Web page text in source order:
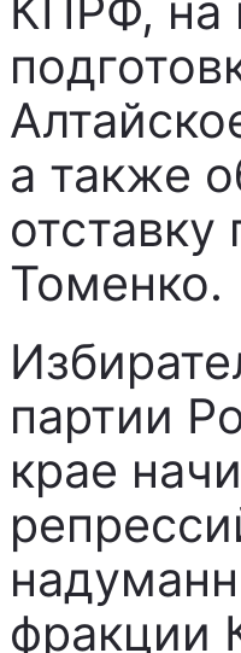
КПРФ, на
а также
Томенко.
партии
крае
фракции